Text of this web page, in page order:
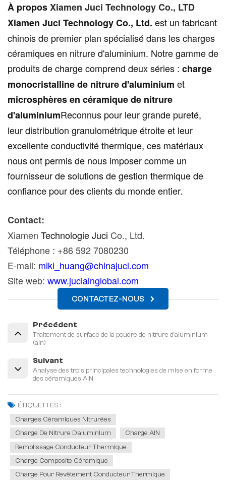
À proposXiamen Juci Technology Co., LTD
Xiamen Juci Technology Co., Ltd. est un fabricant
chinois de premier plan spécialisé dans les charges
céramiques en nitrure d'aluminium. Notre gamme de
produits de charge comprend deux séries : charge
monocristalline de nitrure d'aluminium et
microsphères en céramique de nitrure
d'aluminiumReconnus pour leur grande pureté,
leur distribution granulométrique étroite et leur
excellente conductivité thermique, ces matériaux
nous ont permis de nous imposer comme un
fournisseur de solutions de gestion thermique de
confiance pour des clients du monde entier.
Contact:
Xiamen Technologie Juci Co., Ltd.
Téléphone : +86 592 7080230
E-mail: miki_huang@chinajuci.com
Site web: www.jucialnglobal.com
CONTACTEZ-NOUS
Précédent
Traitement de surface de la poudre de nitrure d'aluminium
(aln)
Suivant
Analyse des trois principales technologies de mise en forme
des céramiques AlN
ÉTIQUETTES :
Charges Céramiques Nitrurées
Charge De Nitrure D'aluminium
Charge AlN
Remplissage Conducteur Thermique
Charge Composite Céramique
Charge Pour Revêtement Conducteur Thermique